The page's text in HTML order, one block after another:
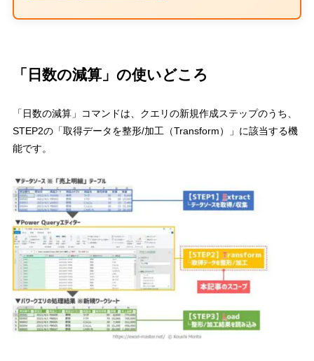
「日数の減算」の使いどころ
「日数の減算」コマンドは、クエリの新規作成ステップのうち、
STEP2の「取得データを整形/加工（Transform）」に該当する機
能です。